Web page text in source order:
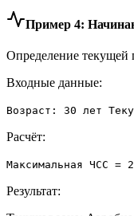
Пример 4:
Определение текущей
Входные данные:
Возраст: 30 лет
Расчёт:
Максимальная ЧСС
Результат: